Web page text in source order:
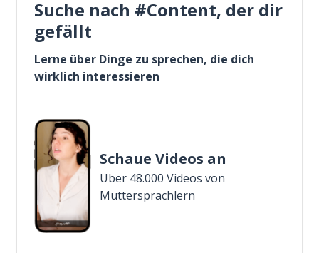
Suche nach #Content, der dir
gefällt
Lerne über Dinge zu sprechen, die dich
wirklich interessieren
Schaue Videos an
Über 48.000 Videos von
Muttersprachlern